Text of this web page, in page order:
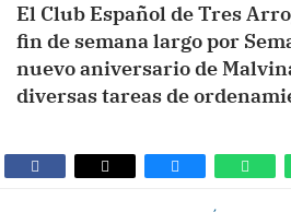
El Club Español de Tres
fin de semana largo por
nuevo aniversario de
diversas tareas de